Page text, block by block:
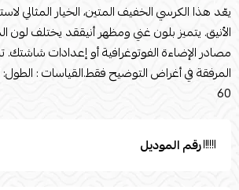
يعّد هذا الكرسي الخفيف المتين، الخيار المثالي
الأنيق. يتميز بلون غني ومظهر أنيققد يختلف لون
مصادر الإضاءة الفوتوغرافية أو إعدادات
60
رقم الموديل